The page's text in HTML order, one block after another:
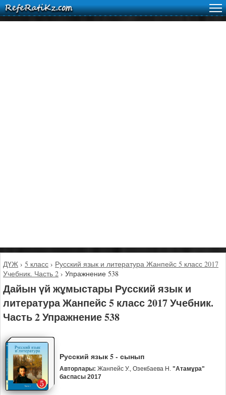
ДҮЖ › 5 класс › Русский язык и литература Жанпейс 5 класс 2017
Учебник. Часть 2 › Упражнение 538
Дайын үй жұмыстары Русский язык и
литература Жанпейс 5 класс 2017 Учебник.
Часть 2 Упражнение 538
Русский язык 5 - сынып
Авторлары: Жанпейс У., Озекбаева Н. "Атамұра"
баспасы 2017